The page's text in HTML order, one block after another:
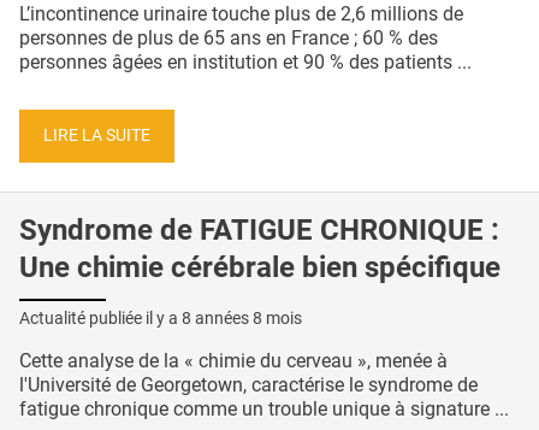
L’incontinence urinaire touche plus de 2,6 millions de
personnes de plus de 65 ans en France ; 60 % des
personnes âgées en institution et 90 % des patients ...
LIRE LA SUITE
Syndrome de FATIGUE CHRONIQUE :
Une chimie cérébrale bien spécifique
Actualité publiée il y a 8 années 8 mois
Cette analyse de la « chimie du cerveau », menée à
l'Université de Georgetown, caractérise le syndrome de
fatigue chronique comme un trouble unique à signature ...